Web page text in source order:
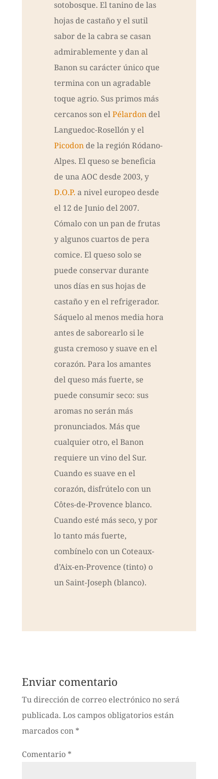
sotobosque. El tanino de las
hojas de castaño y el sutil
sabor de la cabra se casan
admirablemente y dan al
Banon su carácter único que
termina con un agradable
toque agrio. Sus primos más
cercanos son elPélardondel
Languedoc-Rosellón y el
Picodonde la región Ródano-
Alpes. El queso se beneficia
de una AOC desde 2003, y
D.O.P. a nivel europeo desde
el 12 de Junio del 2007.
Cómalo con un pan de frutas
y algunos cuartos de pera
comice. El queso solo se
puede conservar durante
unos días en sus hojas de
castaño y en el refrigerador.
Sáquelo al menos media hora
antes de saborearlo si le
gusta cremoso y suave en el
corazón. Para los amantes
del queso más fuerte, se
puede consumir seco: sus
aromas no serán más
pronunciados. Más que
cualquier otro, el Banon
requiere un vino del Sur.
Cuando es suave en el
corazón, disfrútelo con un
Côtes-de-Provence blanco.
Cuando esté más seco, y por
lo tanto más fuerte,
combínelo con un Coteaux-
d’Aix-en-Provence (tinto) o
un Saint-Joseph (blanco).
Enviar comentario
Tu dirección de correo electrónico no será
publicada. Los campos obligatorios están
marcados con *
Comentario *